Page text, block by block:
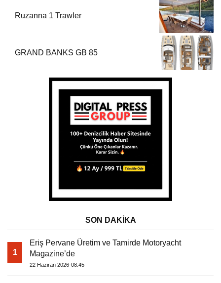
Ruzanna 1 Trawler
GRAND BANKS GB 85
SON DAKİKA
1
Eriş Pervane Üretim ve Tamirde Motoryacht
Magazine’de
22 Haziran 2026-08:45